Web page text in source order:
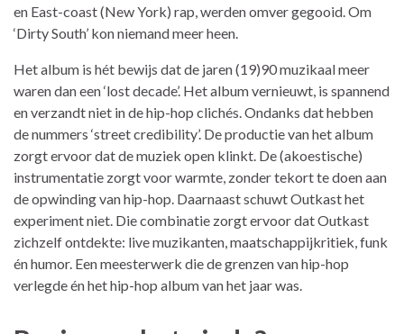
en East-coast (New York) rap, werden omver gegooid. Om
‘Dirty South’ kon niemand meer heen.
Het album is hét bewijs dat de jaren (19)90 muzikaal meer
waren dan een ‘lost decade’. Het album vernieuwt, is spannend
en verzandt niet in de hip-hop clichés. Ondanks dat hebben
de nummers ‘street credibility’. De productie van het album
zorgt ervoor dat de muziek open klinkt. De (akoestische)
instrumentatie zorgt voor warmte, zonder tekort te doen aan
de opwinding van hip-hop. Daarnaast schuwt Outkast het
experiment niet. Die combinatie zorgt ervoor dat Outkast
zichzelf ontdekte: live muzikanten, maatschappijkritiek, funk
én humor. Een meesterwerk die de grenzen van hip-hop
verlegde én het hip-hop album van het jaar was.